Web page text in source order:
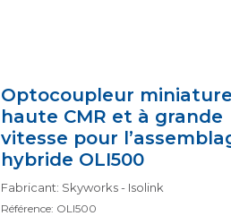
Optocoupleur
haute CMR et à grande
vitesse pour
hybride OLI500
Fabricant: Skyworks - Isolink
Référence: OLI500